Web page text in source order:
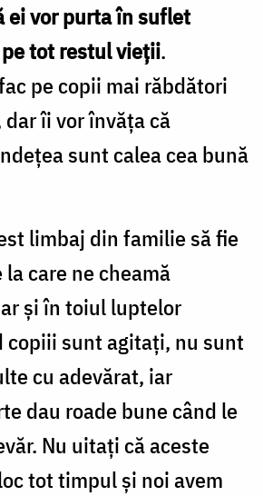
ei vor purta în suflet
tot restul vieţii.
pe copii mai răbdători
îi vor învăţa că
sunt calea cea bună
limbaj din familie să fie
care ne cheamă
şi în toiul luptelor
copiii sunt agitaţi, nu sunt
cu adevărat, iar
dau roade bune când le
Nu uitaţi că aceste
tot timpul şi noi avem